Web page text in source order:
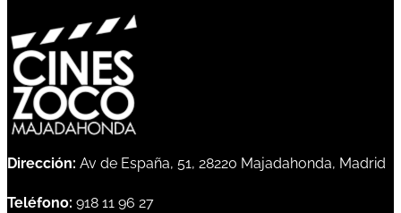
Dirección: Av de España, 51, 28220 Majadahonda, Madrid
Teléfono: 918 11 96 27